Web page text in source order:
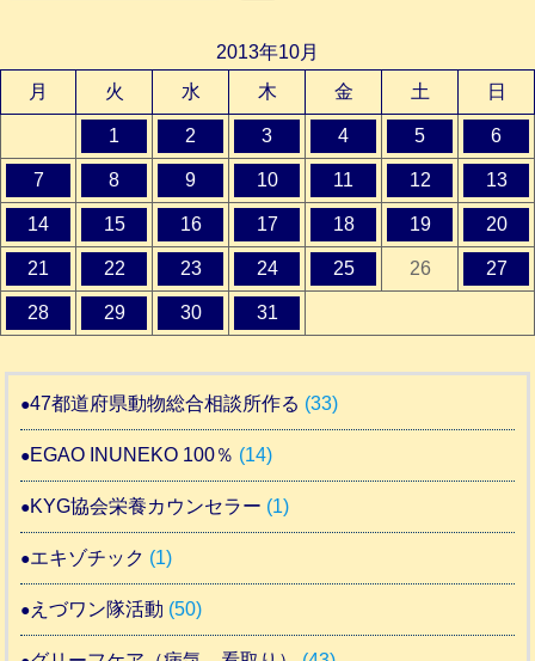
2013年10月
月
火 水 木 金 土 日
1 2 3 4 5 6
7 8 9 10 11 12 13
14 15 16 17 18 19 20
21 22 23 24 25 26 27
28 29 30 31
47都道府県動物総合相談所作る (33)
EGAO INUNEKO 100％ (14)
KYG協会栄養カウンセラー (1)
エキゾチック (1)
えづワン隊活動 (50)